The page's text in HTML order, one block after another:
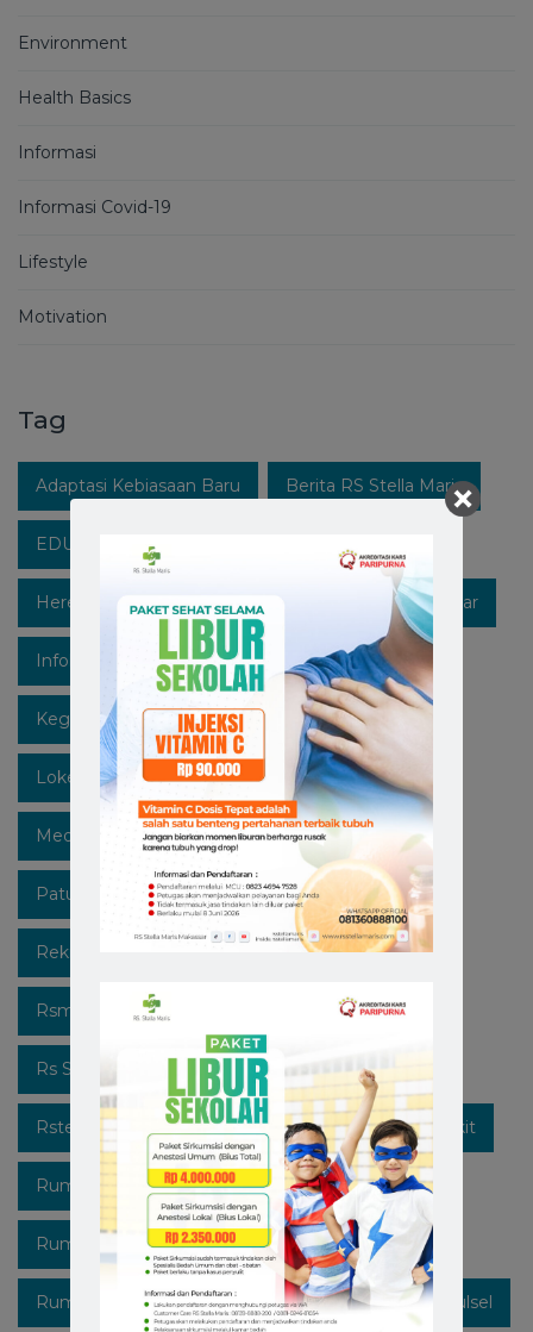
Environment
Health Basics
Informasi
Informasi Covid-19
Lifestyle
Motivation
Tag
Adaptasi Kebiasaan Baru Berita RS Stella Maris
EDUKASIKESEHATAN Healthpedia
Hereforyou Hidupsehat Hospitalinmakassar
Infokesehatan Informasi Instagram
Kegiatan Lawan Covid-19 Likeforfollow
Lokermakassar Makassar Mediaedukasi
Medicalcheckup Open Recruitment
Patuhi Protokol Promo Recruitment
Rekrutmen Karyawan Baru Rsmakassar
Rsmakassarramah Rsstellamaris
Rs Stella Maris Rsstellamarismakassar
Rsterbaik Rsterbaikdimakassar Rumahsakit
Rumahsakitkatolik Rumahsakitmakassar
Rumahsakitstellamaris
Rumahsakitstellamarismakassar Rumahsakitsulsel